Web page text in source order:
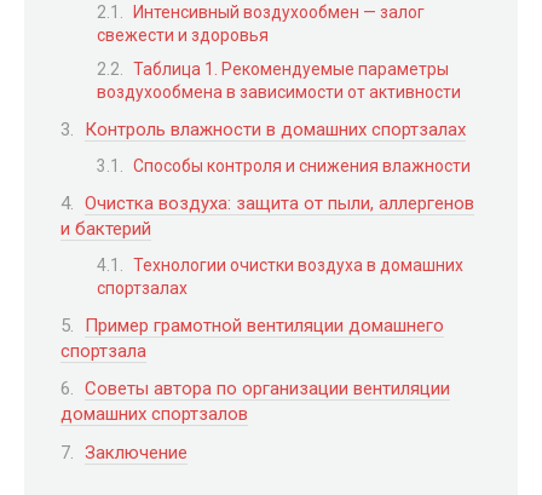
Интенсивный воздухообмен — залог
свежести и здоровья
Таблица 1. Рекомендуемые параметры
воздухообмена в зависимости от активности
Контроль влажности в домашних спортзалах
Способы контроля и снижения влажности
Очистка воздуха: защита от пыли, аллергенов
и бактерий
Технологии очистки воздуха в домашних
спортзалах
Пример грамотной вентиляции домашнего
спортзала
Советы автора по организации вентиляции
домашних спортзалов
Заключение